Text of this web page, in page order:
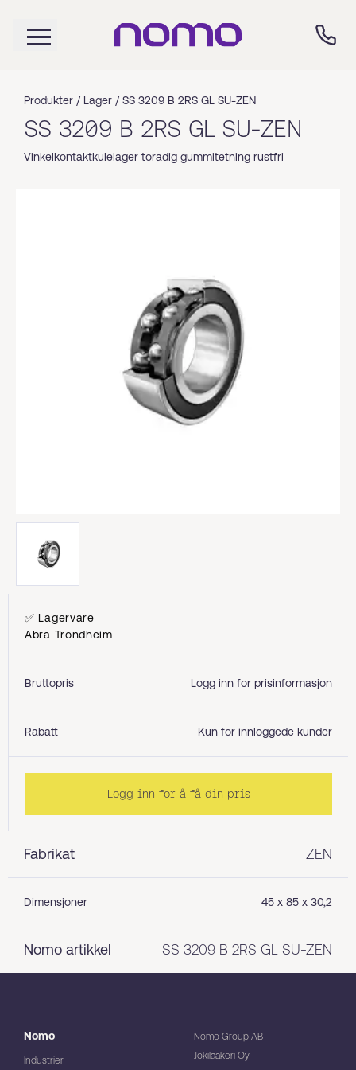
Produkter / Lager / SS 3209 B 2RS GL SU-ZEN
SS 3209 B 2RS GL SU-ZEN
Vinkelkontaktkulelager toradig gummitetning rustfri
Fabrikat ZEN
Dimensjoner 45 x 85 x 30,2
Nomo artikkel SS 3209 B 2RS GL SU-ZEN
✅ Lagervare
Abra Trondheim
Bruttopris Logg inn for prisinformasjon
Rabatt Kun for innloggede kunder
Logg inn for å få din pris
Nomo
Industrier
Nomo Group AB
Jokilaakeri Oy